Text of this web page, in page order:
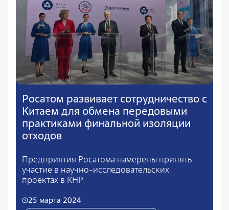
Росатом развивает сотрудничество с
Китаем для обмена передовыми
практиками финальной изоляции
отходов
Предприятия Росатома намерены принять
участие в научно-исследовательских
проектах в КНР
25 марта 2024